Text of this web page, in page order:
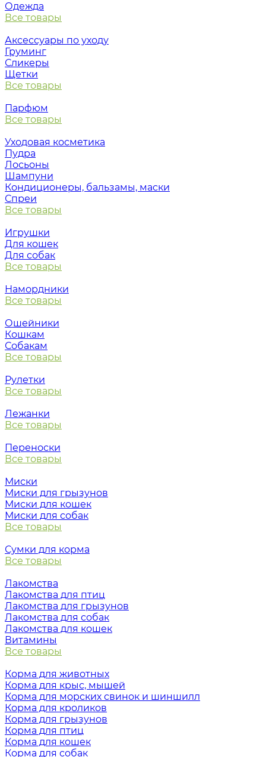
Одежда
Все товары
Аксессуары по уходу
Груминг
Сликеры
Щетки
Все товары
Парфюм
Все товары
Уходовая косметика
Пудра
Лосьоны
Шампуни
Кондиционеры, бальзамы, маски
Спреи
Все товары
Игрушки
Для кошек
Для собак
Все товары
Намордники
Все товары
Ошейники
Кошкам
Собакам
Все товары
Рулетки
Все товары
Лежанки
Все товары
Переноски
Все товары
Миски
Миски для грызунов
Миски для кошек
Миски для собак
Все товары
Сумки для корма
Все товары
Лакомства
Лакомства для птиц
Лакомства для грызунов
Лакомства для собак
Лакомства для кошек
Витамины
Все товары
Корма для животных
Корма для крыс, мышей
Корма для морских свинок и шиншилл
Корма для кроликов
Корма для грызунов
Корма для птиц
Корма для кошек
Корма для собак